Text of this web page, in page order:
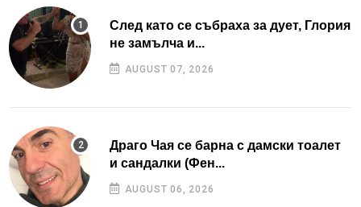
След като се събраха за дует, Глория
не замълча и...
AUGUST 07, 2026
Драго Чая се барна с дамски тоалет
и сандалки (Фен...
AUGUST 06, 2026